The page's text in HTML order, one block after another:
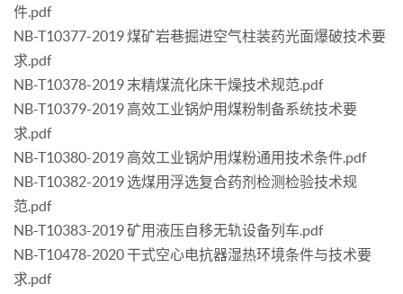
件.pdf
NB-T10377-2019 煤矿岩巷掘进空气柱装药光面爆破技术要
求.pdf
NB-T10378-2019 末精煤流化床干燥技术规范.pdf
NB-T10379-2019 高效工业锅炉用煤粉制备系统技术要
求.pdf
NB-T10380-2019 高效工业锅炉用煤粉通用技术条件.pdf
NB-T10382-2019 选煤用浮选复合药剂检测检验技术规
范.pdf
NB-T10383-2019 矿用液压自移无轨设备列车.pdf
NB-T10478-2020 干式空心电抗器湿热环境条件与技术要
求.pdf